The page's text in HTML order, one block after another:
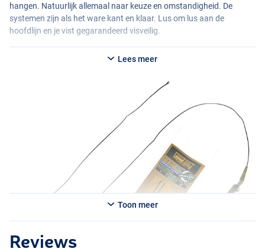
hangen. Natuurlijk allemaal naar keuze en omstandigheid. De
systemen zijn als het ware kant en klaar. Lus om lus aan de
hoofdlijn en je vist gegarandeerd visveilig.
voorzien is van een extra gewichtje aan de haak. Hierdoor valt de
haak dus sneller en ook beter prikt. Vooral op wateren waar de
karpers de klappen van de zweep inmiddels kennen is de Shot-on
the Hook Rig een middel om meer vissen te vangen.
Tevens kan door dit extra gewichtje op de haak een pop-up
presentatie ook totaal anders worden aangeboden. De haakpositie
kan hier veel scherper worden door de Shot-on the hook bead. Deze
Rig is geknoopt met Jelly Wire onderlijnmateriaal en bezit de
uitermate goede Anti Eject hook met gemonteerde Long Shank
gemonteerd. Natuurlijk is ook deze onderlijn van een Speed Swivel 8
in combinatie met de Anti Tangle Sleeve voorzien. Deze rig is een
uitkomst voor dressuurwateren!
Lees meer
Toon meer
Reviews